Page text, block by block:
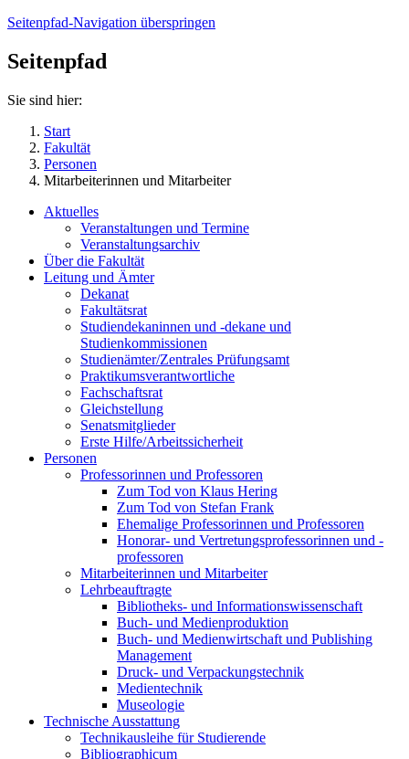
Seitenpfad-Navigation überspringen
Seitenpfad
Sie sind hier:
Start
Fakultät
Personen
Mitarbeiterinnen und Mitarbeiter
Aktuelles
Veranstaltungen und Termine
Veranstaltungsarchiv
Über die Fakultät
Leitung und Ämter
Dekanat
Fakultätsrat
Studiendekaninnen und -dekane und
Studienkommissionen
Studienämter/Zentrales Prüfungsamt
Praktikumsverantwortliche
Fachschaftsrat
Gleichstellung
Senatsmitglieder
Erste Hilfe/Arbeitssicherheit
Personen
Professorinnen und Professoren
Zum Tod von Klaus Hering
Zum Tod von Stefan Frank
Ehemalige Professorinnen und Professoren
Honorar- und Vertretungsprofessorinnen und -
professoren
Mitarbeiterinnen und Mitarbeiter
Lehrbeauftragte
Bibliotheks- und Informationswissenschaft
Buch- und Medienproduktion
Buch- und Medienwirtschaft und Publishing
Management
Druck- und Verpackungstechnik
Medientechnik
Museologie
Technische Ausstattung
Technikausleihe für Studierende
Bibliographicum